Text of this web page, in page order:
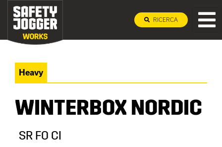
RICERCA
Heavy
WINTERBOX NORDIC
SR FO CI